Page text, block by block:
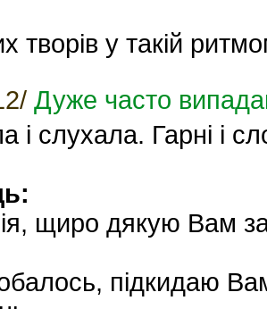
творів у такій
Дуже часто
і слухала. Гарні і
щиро дякую Вам
підкидаю Вам